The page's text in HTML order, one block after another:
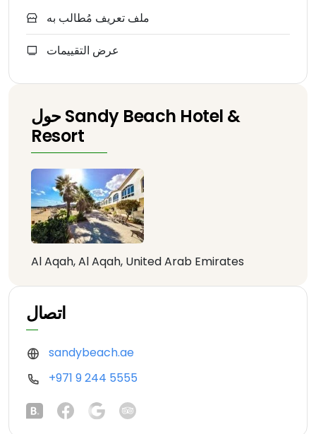
ملف تعريف مُطالب به
عرض التقييمات
حول Sandy Beach Hotel &
Resort
Al Aqah, Al Aqah, United Arab Emirates
اتصال
sandybeach.ae
+971 9 244 5555